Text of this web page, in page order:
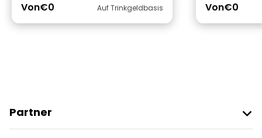
Von€0 Auf Trinkgeldbasis Von€0
Partner